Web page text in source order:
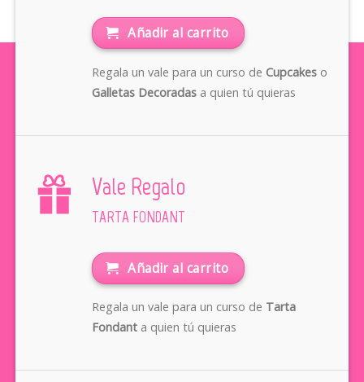
Añadir al carrito
Regala un vale para un curso de Cupcakeso
Galletas Decoradasa quien tú quieras
Vale Regalo
TARTA FONDANT
Añadir al carrito
Regala un vale para un curso de Tarta
Fondanta quien tú quieras